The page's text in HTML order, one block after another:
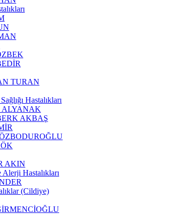
TURAN
Hastalıkları
ALYANAK
AKBAŞ
AKIN
Hastalıkları
(Cildiye)